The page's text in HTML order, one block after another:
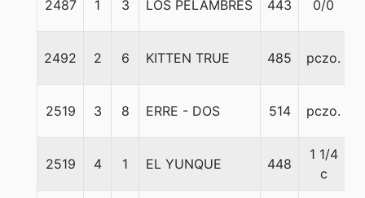
2487 1 3 LOS PELAMBRES 443 0/0
2492 2 6 KITTEN TRUE 485 pczo.
2519 3 8 ERRE - DOS 514 pczo.
2519 4 1 EL YUNQUE 448
1 1/4
c